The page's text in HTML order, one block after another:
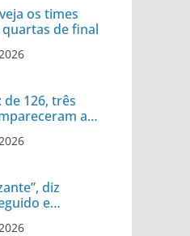
os times
de final
de 126, três
ao
diz
e